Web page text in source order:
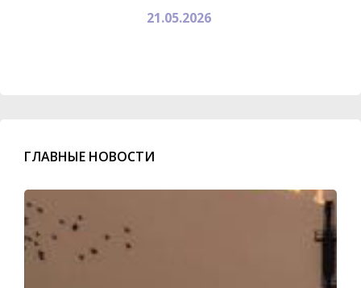
21.05.2026
ГЛАВНЫЕ НОВОСТИ